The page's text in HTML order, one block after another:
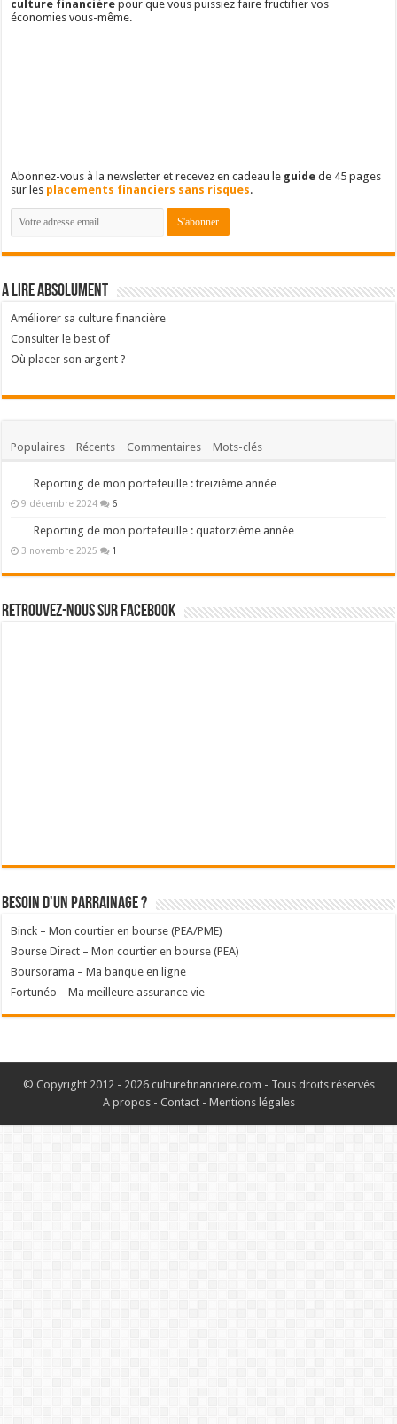
culture financière pour que vous puissiez faire fructifier vos
économies vous-même.
Abonnez-vous à la newsletter et recevez en cadeau le guide de 45 pages
sur les placements financiers sans risques.
A lire absolument
Améliorer sa culture financière
Consulter le best of
Où placer son argent ?
Populaires Récents Commentaires Mots-clés
Reporting de mon portefeuille : treizième année
9 décembre 2024 6
Reporting de mon portefeuille : quatorzième année
3 novembre 2025 1
Retrouvez-nous sur Facebook
Besoin d'un parrainage ?
Binck – Mon courtier en bourse (PEA/PME)
Bourse Direct – Mon courtier en bourse (PEA)
Boursorama – Ma banque en ligne
Fortunéo – Ma meilleure assurance vie
© Copyright 2012 - 2026 culturefinanciere.com - Tous droits réservés
A propos- Contact- Mentions légales